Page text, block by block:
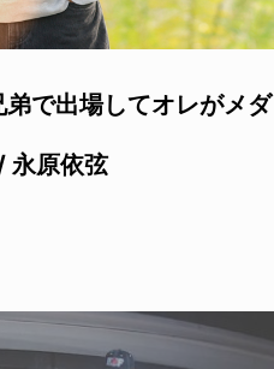
で出場してオレがメダ
永原依弦